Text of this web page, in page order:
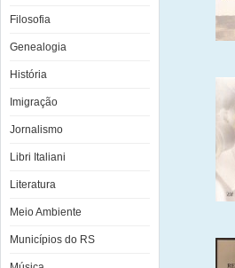
Filosofia
Genealogia
História
Imigração
Jornalismo
Libri Italiani
Literatura
Meio Ambiente
Municípios do RS